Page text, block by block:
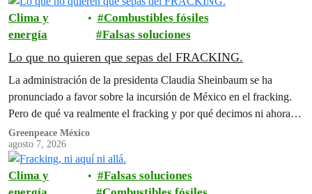
Clima y
energía
Combustibles fósiles
Falsas soluciones
Lo que no quieren que sepas del FRACKING.
La administración de la presidenta Claudia Sheinbaum se ha
pronunciado a favor sobre la incursión de México en el fracking.
Pero de qué va realmente el fracking y por qué decimos ni ahora ni
nunca?
Greenpeace México
agosto 7, 2026
Clima y
Falsas soluciones